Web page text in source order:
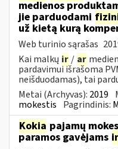
medienos
jie parduodami
už kietą kurą
Web turinio sąrašas
Kai malkų ir / ar
pardavimui išrašoma
neišduodamas), tai
Metai (Archyvas): 2019
mokestis Pagrindinis:
Kokia pajamų
paramos gavėjams ir